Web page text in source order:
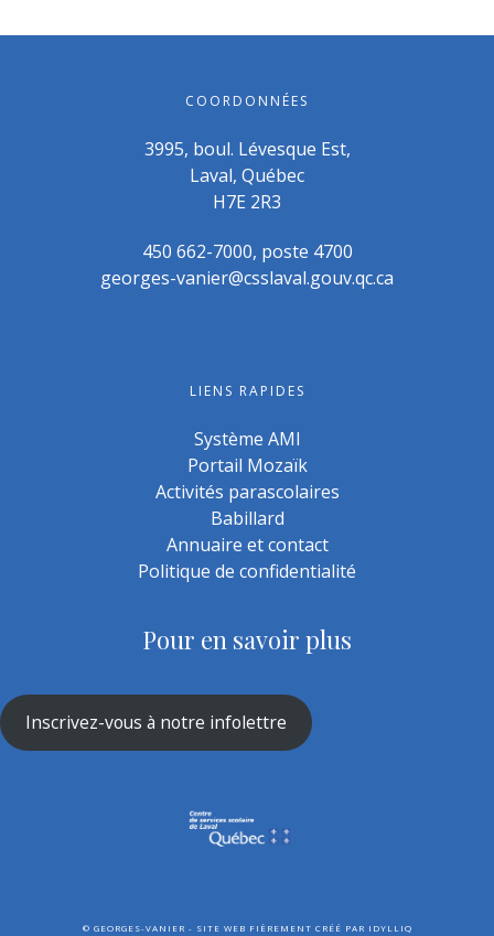
COORDONNÉES
3995, boul. Lévesque Est,
Laval, Québec
H7E 2R3
450 662-7000, poste 4700
georges-vanier@csslaval.gouv.qc.ca
LIENS RAPIDES
Système AMI
Portail Mozaïk
Activités parascolaires
Babillard
Annuaire et contact
Politique de confidentialité
Pour en savoir plus
Inscrivez-vous à notre infolettre
© GEORGES-VANIER - SITE WEB FIÈREMENT CRÉÉ PAR IDYLLIQ